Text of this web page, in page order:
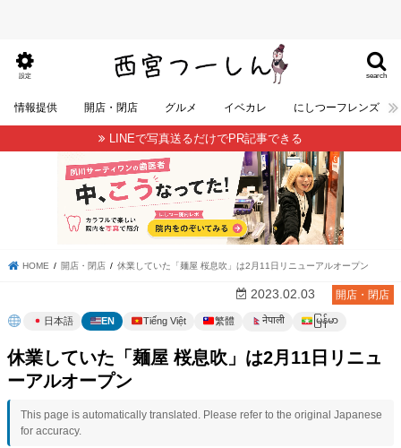
search
設定
情報提供 開店・閉店 グルメ イベカレ にしつーフレンズ
LINEで写真送るだけでPR記事できる
HOME 開店・閉店 休業していた「麺屋 桜息吹」は2月11日リニューアルオープン
開店・閉店
2023.02.03
日本語 EN Tiếng Việt 繁體 नेपाली မြန်မာ
休業していた「麺屋 桜息吹」は2月11日リニュ
ーアルオープン
This page is automatically translated. Please refer to the original Japanese
for accuracy.